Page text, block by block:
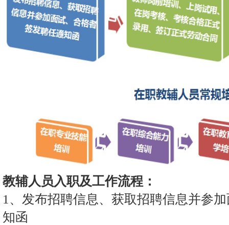
教辅人员入职及工作流程：
1、发布招聘信息、获取招聘信息并参
知函